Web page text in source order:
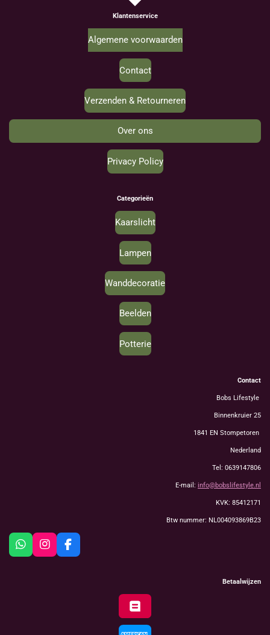
Klantenservice
Algemene voorwaarden
Contact
Verzenden & Retourneren
Over ons
Privacy Policy
Categorieën
Kaarslicht
Lampen
Wanddecoratie
Beelden
Potterie
Contact
Bobs Lifestyle
Binnenkruier 25
1841 EN Stompetoren
Nederland
Tel: 0639147806
E-mail: info@bobslifestyle.nl
KVK: 85412171
Btw nummer: NL004093869B23
W
h
I
n
F
a
Betaalwijzen